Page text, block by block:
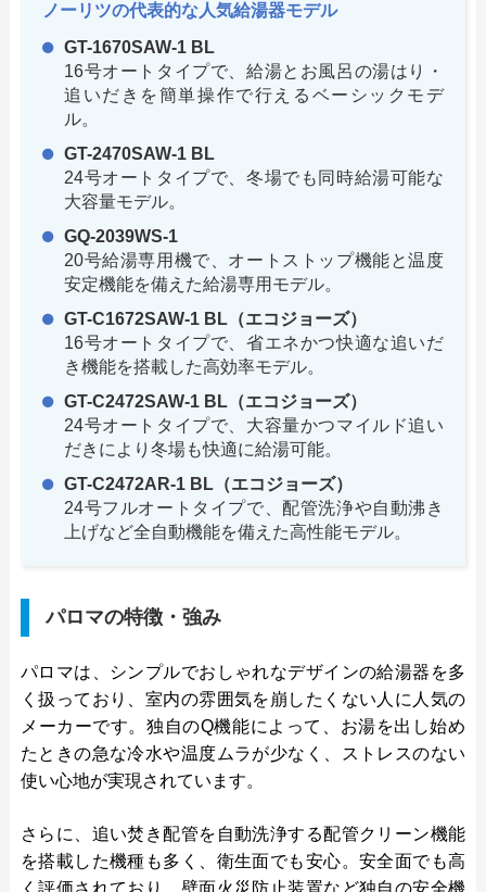
ノーリツの代表的な人気給湯器モデル
GT-1670SAW-1 BL
16号オートタイプで、給湯とお風呂の湯はり・
追いだきを簡単操作で行えるベーシックモデ
ル。
GT-2470SAW-1 BL
24号オートタイプで、冬場でも同時給湯可能な
大容量モデル。
GQ-2039WS-1
20号給湯専用機で、オートストップ機能と温度
安定機能を備えた給湯専用モデル。
GT-C1672SAW-1 BL（エコジョーズ）
16号オートタイプで、省エネかつ快適な追いだ
き機能を搭載した高効率モデル。
GT-C2472SAW-1 BL（エコジョーズ）
24号オートタイプで、大容量かつマイルド追い
だきにより冬場も快適に給湯可能。
GT-C2472AR-1 BL（エコジョーズ）
24号フルオートタイプで、配管洗浄や自動沸き
上げなど全自動機能を備えた高性能モデル。
パロマの特徴・強み
パロマは、シンプルでおしゃれなデザインの給湯器を多
く扱っており、室内の雰囲気を崩したくない人に人気の
メーカーです。独自のQ機能によって、お湯を出し始め
たときの急な冷水や温度ムラが少なく、ストレスのない
使い心地が実現されています。
さらに、追い焚き配管を自動洗浄する配管クリーン機能
を搭載した機種も多く、衛生面でも安心。安全面でも高
く評価されており、壁面火災防止装置など独自の安全機